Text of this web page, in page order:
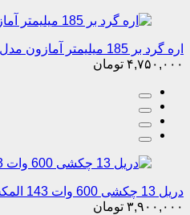
اره گرد بر 185 میلیمتر آمازون مدل c7
۴,۷۵۰,۰۰۰ تومان
دریل 13 چکشی 600 وات 143 المکس
۳,۹۰۰,۰۰۰ تومان